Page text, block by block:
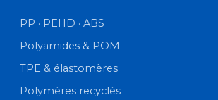
PP · PEHD · ABS
Polyamides & POM
TPE & élastomères
Polymères recyclés